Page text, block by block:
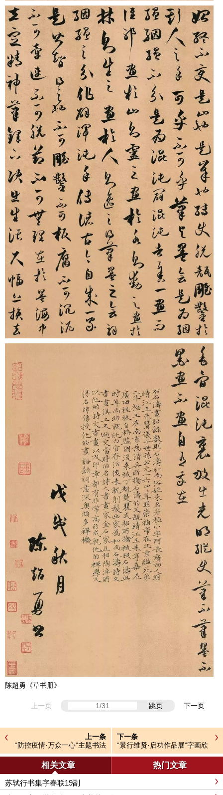
陈超勇《草书册》
上一页 跳页 下一页
上一条
“防控疫情·万众一心”主题书法
网络展
下一条
“景行维贤·启功作品展”字画欣
赏
相关文章 热门文章
苏轼行书集字春联19副